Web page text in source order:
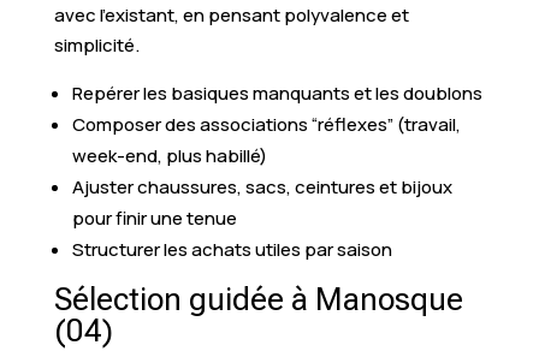
avec l’existant, en pensant polyvalence et
simplicité.
Repérer les basiques manquants et les doublons
Composer des associations “réflexes” (travail,
week-end, plus habillé)
Ajuster chaussures, sacs, ceintures et bijoux
pour finir une tenue
Structurer les achats utiles par saison
Sélection guidée à Manosque
(04)